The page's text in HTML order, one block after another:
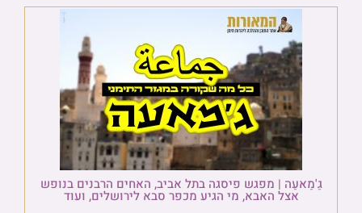
גַ'מַאעַה | מפגש פיסגה בתל אביב, האחים הרבנים בנופש
אצל האבא, מי הגיע מכפר סבא לירושלים, ועוד